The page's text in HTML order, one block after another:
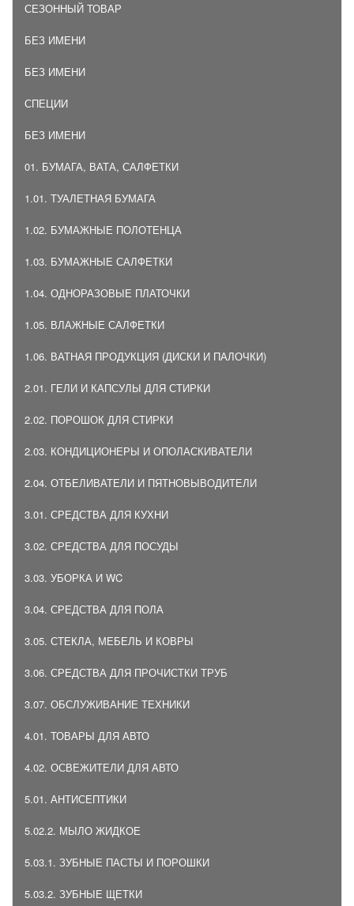
СЕЗОННЫЙ ТОВАР
БЕЗ ИМЕНИ
БЕЗ ИМЕНИ
СПЕЦИИ
БЕЗ ИМЕНИ
01. БУМАГА, ВАТА, САЛФЕТКИ
1.01. ТУАЛЕТНАЯ БУМАГА
1.02. БУМАЖНЫЕ ПОЛОТЕНЦА
1.03. БУМАЖНЫЕ САЛФЕТКИ
1.04. ОДНОРАЗОВЫЕ ПЛАТОЧКИ
1.05. ВЛАЖНЫЕ САЛФЕТКИ
1.06. ВАТНАЯ ПРОДУКЦИЯ (ДИСКИ И ПАЛОЧКИ)
2.01. ГЕЛИ И КАПСУЛЫ ДЛЯ СТИРКИ
2.02. ПОРОШОК ДЛЯ СТИРКИ
2.03. КОНДИЦИОНЕРЫ И ОПОЛАСКИВАТЕЛИ
2.04. ОТБЕЛИВАТЕЛИ И ПЯТНОВЫВОДИТЕЛИ
3.01. СРЕДСТВА ДЛЯ КУХНИ
3.02. СРЕДСТВА ДЛЯ ПОСУДЫ
3.03. УБОРКА И WC
3.04. СРЕДСТВА ДЛЯ ПОЛА
3.05. СТЕКЛА, МЕБЕЛЬ И КОВРЫ
3.06. СРЕДСТВА ДЛЯ ПРОЧИСТКИ ТРУБ
3.07. ОБСЛУЖИВАНИЕ ТЕХНИКИ
4.01. ТОВАРЫ ДЛЯ АВТО
4.02. ОСВЕЖИТЕЛИ ДЛЯ АВТО
5.01. АНТИСЕПТИКИ
5.02.2. МЫЛО ЖИДКОЕ
5.03.1. ЗУБНЫЕ ПАСТЫ И ПОРОШКИ
5.03.2. ЗУБНЫЕ ЩЕТКИ